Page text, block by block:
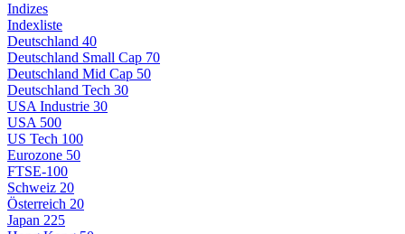
Indizes
Indexliste
Deutschland 40
Deutschland Small Cap 70
Deutschland Mid Cap 50
Deutschland Tech 30
USA Industrie 30
USA 500
US Tech 100
Eurozone 50
FTSE-100
Schweiz 20
Österreich 20
Japan 225